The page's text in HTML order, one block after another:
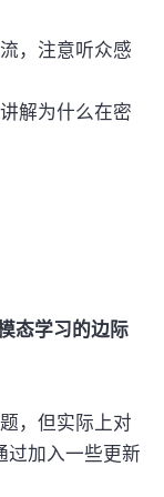
，注意听众感
解为什么在密
态学习的边际
，但实际上对
过加入一些更新